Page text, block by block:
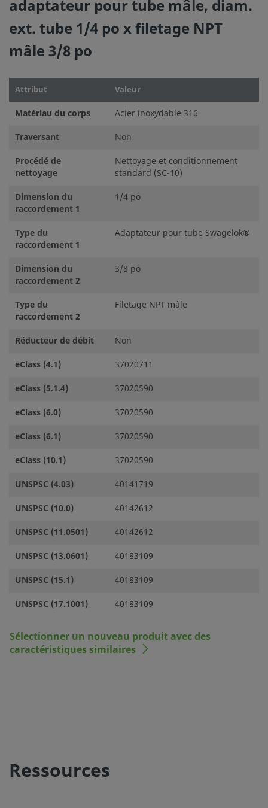
adaptateur pour tube mâle, diam.
ext. tube 1/4 po x filetage NPT
mâle 3/8 po
Attribut Valeur
Matériau du corps
Acier inoxydable 316
Traversant
Non
Procédé de
nettoyage
Nettoyage et conditionnement
standard (SC-10)
Dimension du
raccordement 1
1/4 po
Type du
raccordement 1
Adaptateur pour tube Swagelok®
Dimension du
raccordement 2
3/8 po
Type du
raccordement 2
Filetage NPT mâle
Réducteur de débit
Non
eClass (4.1)
37020711
eClass (5.1.4)
37020590
eClass (6.0)
37020590
eClass (6.1)
37020590
eClass (10.1)
37020590
UNSPSC (4.03)
40141719
UNSPSC (10.0)
40142612
UNSPSC (11.0501)
40142612
UNSPSC (13.0601)
40183109
UNSPSC (15.1)
40183109
UNSPSC (17.1001)
40183109
Sélectionner un nouveau produit avec des
caractéristiques similaires
Ressources